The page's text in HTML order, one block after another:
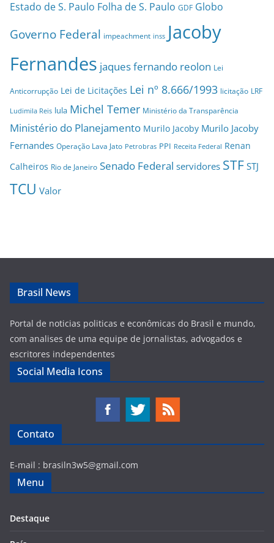
Estado de S. Paulo Folha de S. Paulo GDF Globo
Governo Federal impeachment inss Jacoby
Fernandes jaques fernando reolon Lei
Anticorrupção Lei de Licitações Lei nº 8.666/1993 licitação LRF
Ludimila Reis lula Michel Temer Ministério da Transparência
Ministério do Planejamento Murilo Jacoby Murilo Jacoby
Fernandes Operação Lava Jato Petrobras PPI Receita Federal Renan
Calheiros Rio de Janeiro Senado Federal servidores STF STJ
TCU Valor
Brasil News
Portal de noticias politicas e econômicas do Brasil e mundo,
com analises de uma equipe de jornalistas, advogados e
escritores independentes
Social Media Icons
Contato
E-mail : brasiln3w5@gmail.com
Menu
Destaque